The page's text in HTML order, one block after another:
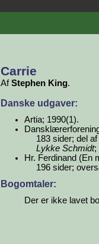
Carrie
AfStephen King.
Danske udgaver:
Artia; 1990(1).
183 sider; del
Lykke Schmidt;
Hr. Ferdinand (En
196 sider;
Bogomtaler:
Der er ikke lavet